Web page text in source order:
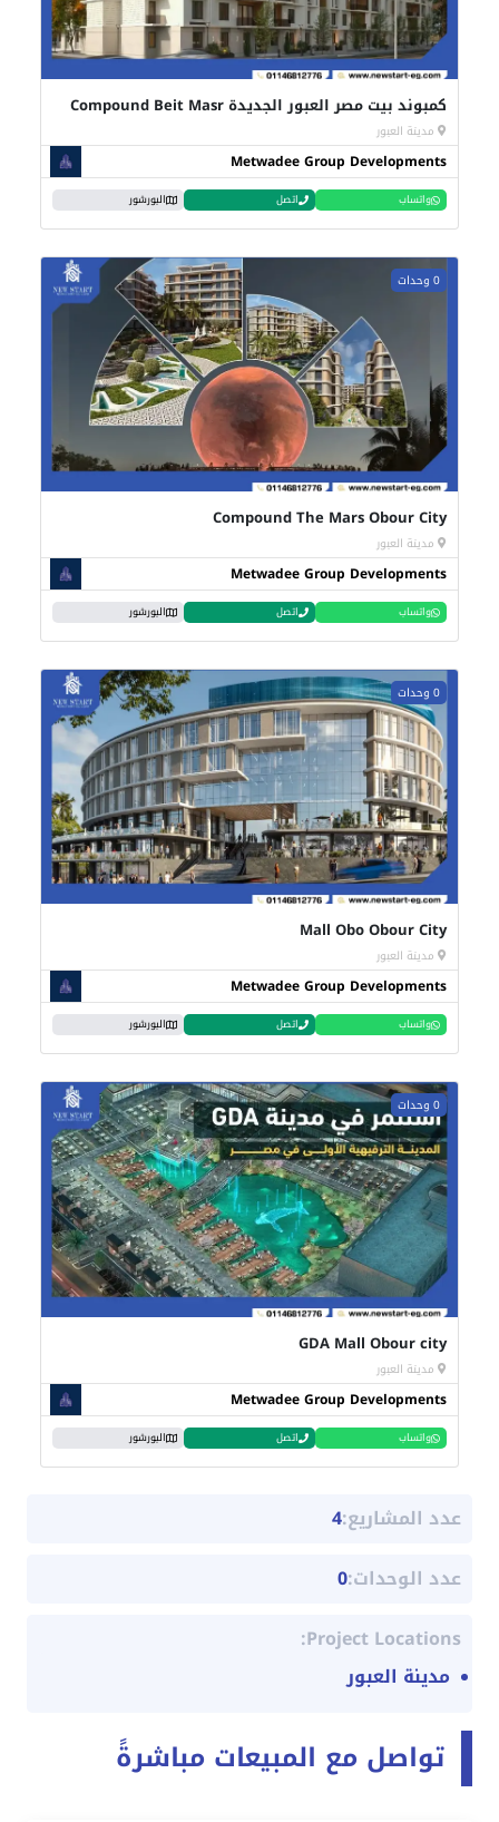
كمبوند بيت مصر العبور الجديدة Compound Beit Masr
مدينة العبور
Metwadee Group Developments
واتساب اتصل البورشور
0 وحدات
Compound The Mars Obour City
مدينة العبور
Metwadee Group Developments
واتساب اتصل البورشور
0 وحدات
Mall Obo Obour City
مدينة العبور
Metwadee Group Developments
واتساب اتصل البورشور
0 وحدات
GDA Mall Obour city
مدينة العبور
Metwadee Group Developments
واتساب اتصل البورشور
عدد المشاريع:4
عدد الوحدات:0
Project Locations:
مدينة العبور
تواصل مع المبيعات مباشرةً